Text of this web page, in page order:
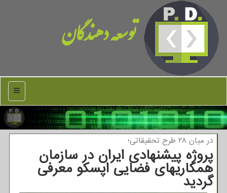
توسعه دهندگان
منو
در میان ۲۸ طرح تحقیقاتی؛
پروژه پیشنهادی ایران در سازمان
همكاریهای فضایی اپسكو معرفی
گردید